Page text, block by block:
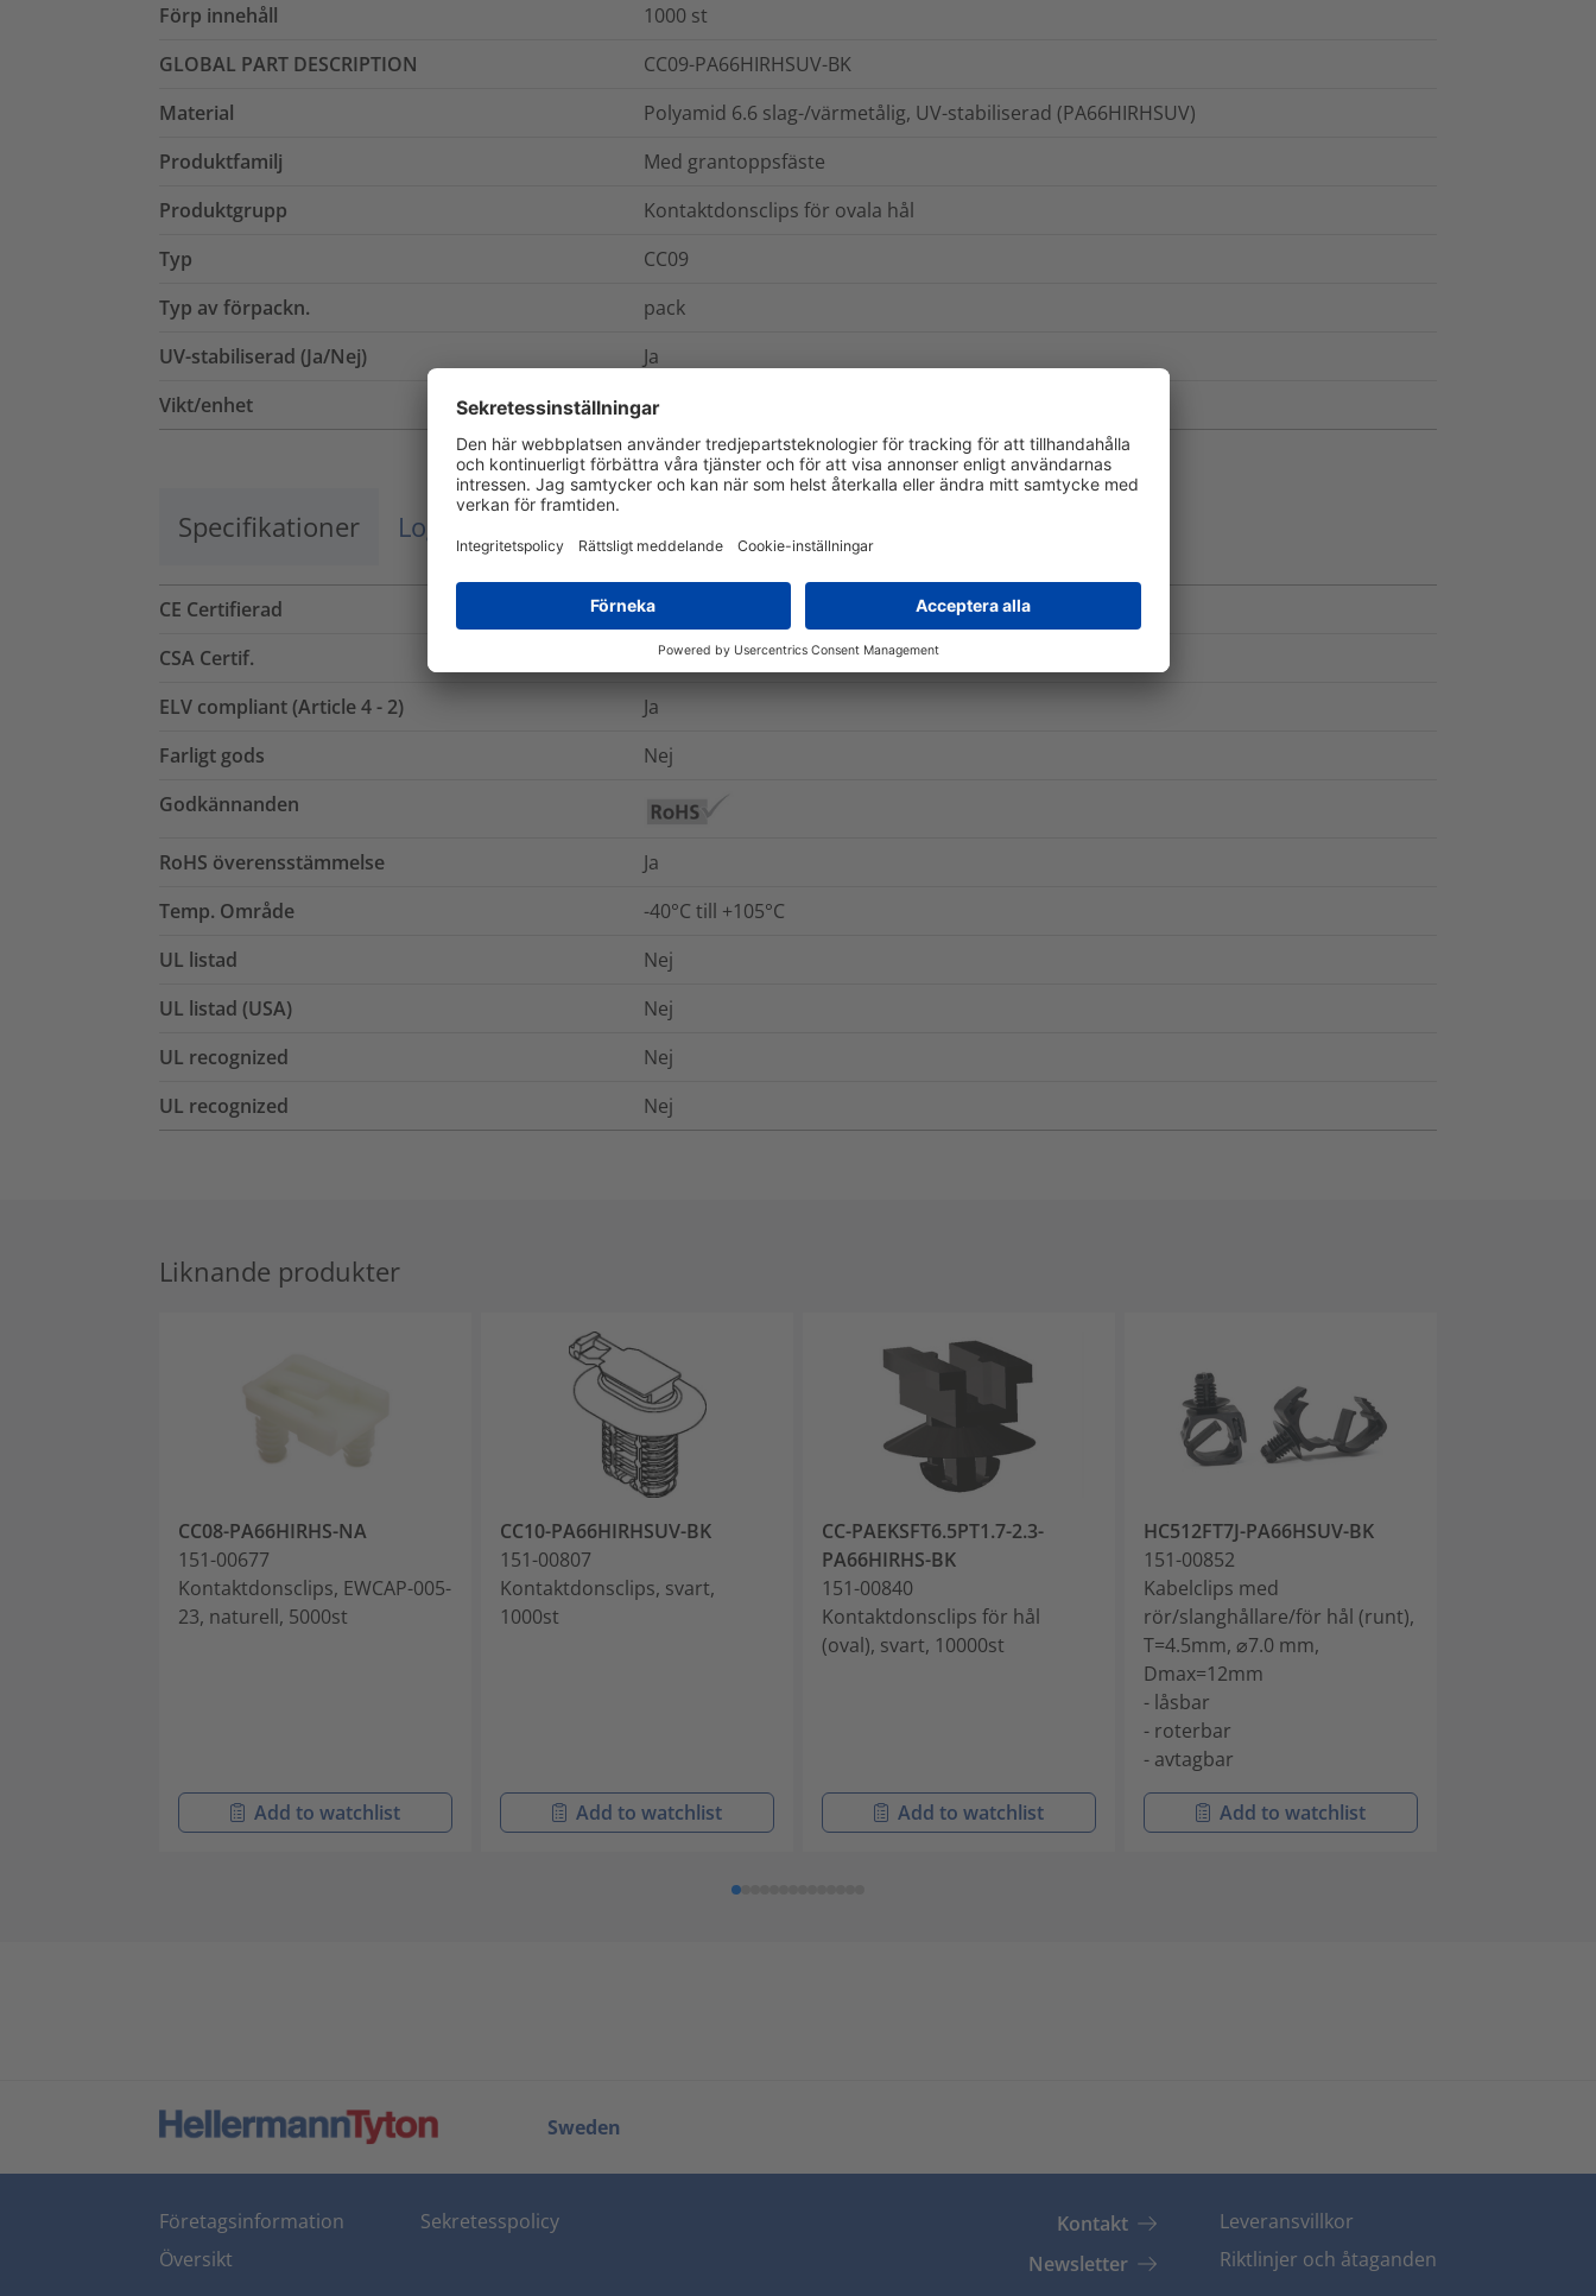
Förp innehåll
1000 st
GLOBAL PART DESCRIPTION
CC09-PA66HIRHSUV-BK
Material
Polyamid 6.6 slag-/värmetålig, UV-stabiliserad (PA66HIRHSUV)
Produktfamilj
Med grantoppsfäste
Produktgrupp
Kontaktdonsclips för ovala hål
Typ
CC09
Typ av förpackn.
pack
UV-stabiliserad (Ja/Nej)
Ja
Vikt/enhet
0.002
Specifikationer Logistik och Förpackning
CE Certifierad
Nej
CSA Certif.
Nej
ELV compliant (Article 4 - 2)
Ja
Farligt gods
Nej
Godkännanden
RoHS överensstämmelse
Ja
Temp. Område
-40°C till +105°C
UL listad
Nej
UL listad (USA)
Nej
UL recognized
Nej
UL recognized
Nej
Liknande produkter
CC08-PA66HIRHS-NA
151-00677
Kontaktdonsclips, EWCAP-005-
23, naturell, 5000st
Add to watchlist
CC10-PA66HIRHSUV-BK
151-00807
Kontaktdonsclips, svart,
1000st
Add to watchlist
CC-PAEKSFT6.5PT1.7-2.3-
PA66HIRHS-BK
151-00840
Kontaktdonsclips för hål
(oval), svart, 10000st
Add to watchlist
HC512FT7J-PA66HSUV-BK
151-00852
Kabelclips med
rör/slanghållare/för hål (runt),
T=4.5mm, ⌀7.0 mm,
Dmax=12mm
- låsbar
- roterbar
- avtagbar
Add to watchlist
Sweden
Företagsinformation
Översikt
Sekretesspolicy
Kontakt
Newsletter
Leveransvillkor
Riktlinjer och åtaganden